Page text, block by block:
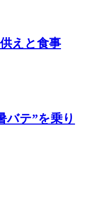
えと食事
バテ”を乗り